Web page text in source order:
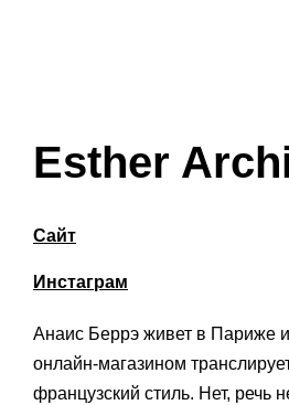
Esther
Сайт
Инстаграм
Анаис Беррэ живет в Париже
онлайн-магазином
французский стиль. Нет, речь